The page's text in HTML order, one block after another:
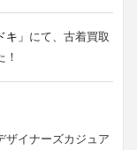
」 にて、古着買取
ザイナーズカジュア